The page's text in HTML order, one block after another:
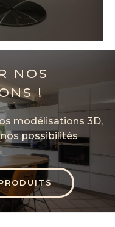
NOS
!
modélisations 3D,
possibilités